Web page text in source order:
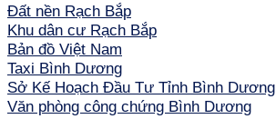
Đất nền Rạch Bắp
Khu dân cư Rạch Bắp
Bản đồ Việt Nam
Taxi Bình Dương
Sở Kế Hoạch Đầu Tư Tỉnh Bình Dương
Văn phòng công chứng Bình Dương